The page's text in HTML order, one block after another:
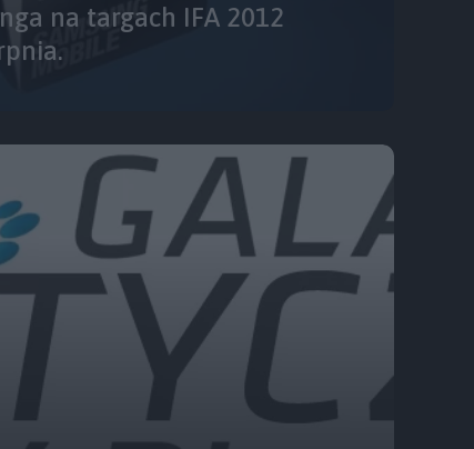
na targach IFA 2012